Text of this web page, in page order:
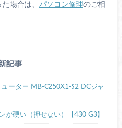
場合は、 パソコン修理のご相
記事
ーター MB-C250X1-S2 DCジャ
が硬い（押せない）【430 G3】